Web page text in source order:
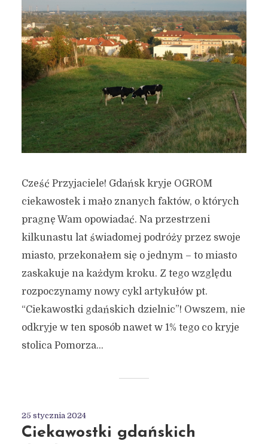
Cześć Przyjaciele! Gdańsk kryje OGROM
ciekawostek i mało znanych faktów, o których
pragnę Wam opowiadać. Na przestrzeni
kilkunastu lat świadomej podróży przez swoje
miasto, przekonałem się o jednym – to miasto
zaskakuje na każdym kroku. Z tego względu
rozpoczynamy nowy cykl artykułów pt.
“Ciekawostki gdańskich dzielnic”! Owszem, nie
odkryje w ten sposób nawet w 1% tego co kryje
stolica Pomorza...
25 stycznia 2024
Ciekawostki gdańskich